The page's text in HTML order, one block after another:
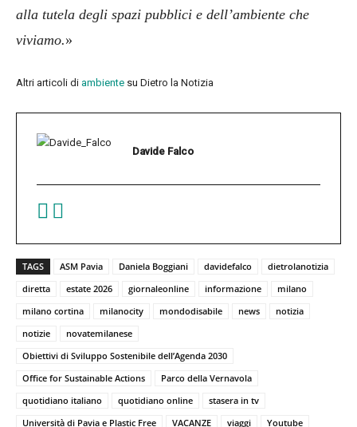
alla tutela degli spazi pubblici e dell’ambiente che
viviamo.»
Altri articoli di ambiente su Dietro la Notizia
Davide Falco
TAGS ASM Pavia Daniela Boggiani davidefalco
dietrolanotizia
diretta
estate 2026 giornaleonline informazione
milano
milano cortina
milanocity mondodisabile news
notizia
notizie
novatemilanese
Obiettivi di Sviluppo Sostenibile dell’Agenda 2030
Office for Sustainable Actions
Parco della Vernavola
quotidiano italiano
quotidiano online
stasera in tv
Università di Pavia e Plastic Free
VACANZE viaggi Youtube